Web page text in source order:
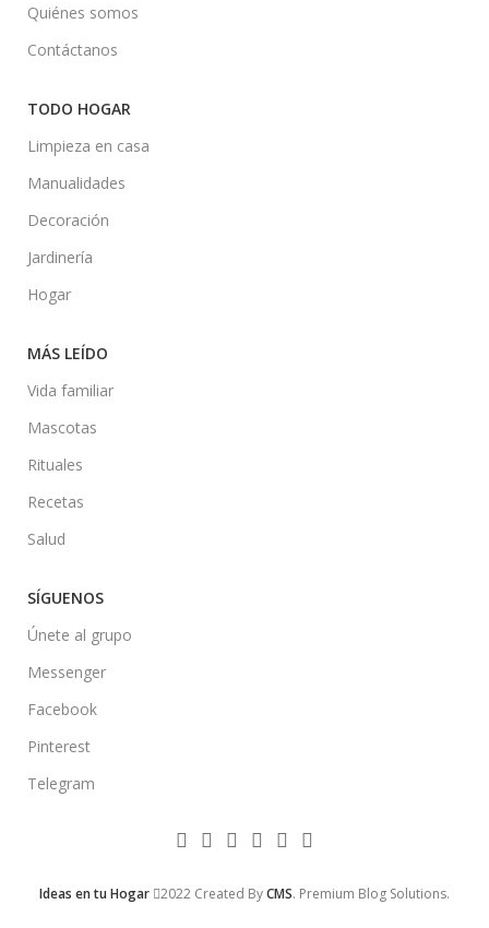
Quiénes somos
Contáctanos
TODO HOGAR
Limpieza en casa
Manualidades
Decoración
Jardinería
Hogar
MÁS LEÍDO
Vida familiar
Mascotas
Rituales
Recetas
Salud
SÍGUENOS
Únete al grupo
Messenger
Facebook
Pinterest
Telegram
Ideas en tu Hogar 2022 Created ByCMS. Premium Blog Solutions.